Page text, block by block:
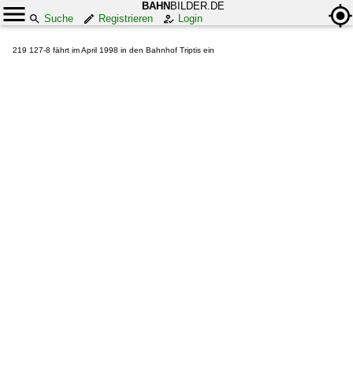
BAHN BILDER.DE
Suche
Registrieren Login
219 127-8 fährt im April 1998 in den Bahnhof Triptis ein